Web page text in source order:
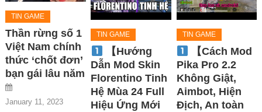
TIN GAME
Thần rừng số 1
Việt Nam chính
thức ‘chốt đơn’
bạn gái lâu năm
January 11, 2023
TIN GAME
【Hướng
Dẫn Mod Skin
Florentino Tinh
Hệ Mùa 24 Full
Hiệu Ứng Mới
TIN GAME
【Cách Mod
Pika Pro 2.2
Không Giật,
Aimbot, Hiện
Địch, An toàn